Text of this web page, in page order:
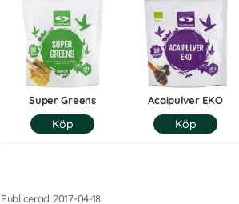
Super Greens Acaipulver EKO
Publicerad 2017-04-18